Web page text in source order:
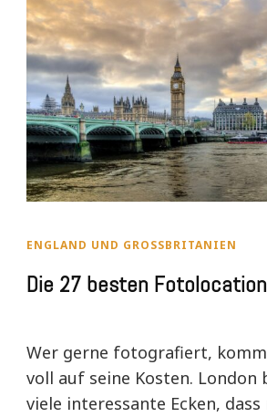
ENGLAND UND GROSSBRITANIEN
Die 27 besten
Wer gerne fotografiert,
voll auf seine Kosten.
viele interessante Ecken, dass